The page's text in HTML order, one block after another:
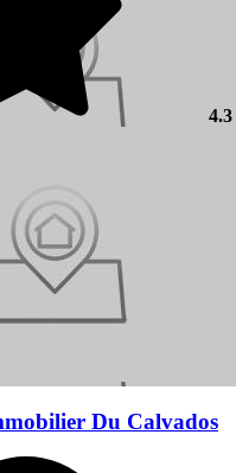
4.3
Du Calvados